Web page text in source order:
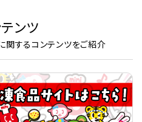
ンツ
関するコンテンツをご紹介